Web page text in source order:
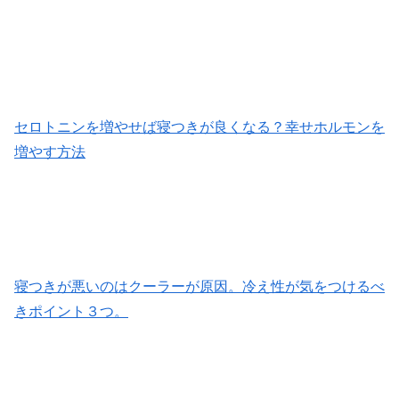
セロトニンを増やせば寝つきが良くなる？幸せホルモンを
増やす方法
寝つきが悪いのはクーラーが原因。冷え性が気をつけるべ
きポイント３つ。